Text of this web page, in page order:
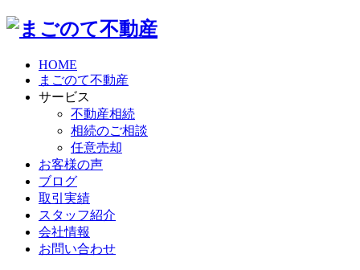
HOME
まごのて不動産
サービス
不動産相続
相続のご相談
任意売却
お客様の声
ブログ
取引実績
スタッフ紹介
会社情報
お問い合わせ